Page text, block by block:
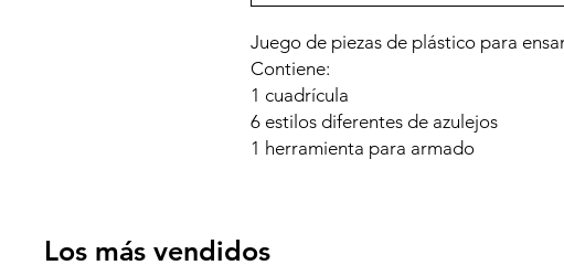
Juego de piezas de plástico para
Contiene:
1 cuadrícula
6 estilos diferentes de azulejos
1 herramienta para armado
Los más vendidos